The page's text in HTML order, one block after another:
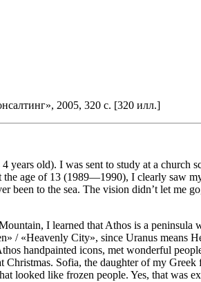
2005, 320 с. [320 илл.]
old). I was sent to study at a church
age of 13 (1989—1990), I clearly saw
to the sea. The vision didn’t let me
I learned that Athos is a peninsula
«Heavenly City», since Uranus means
handpainted icons, met wonderful
Sofia, the daughter of my
looked like frozen people. Yes, that was